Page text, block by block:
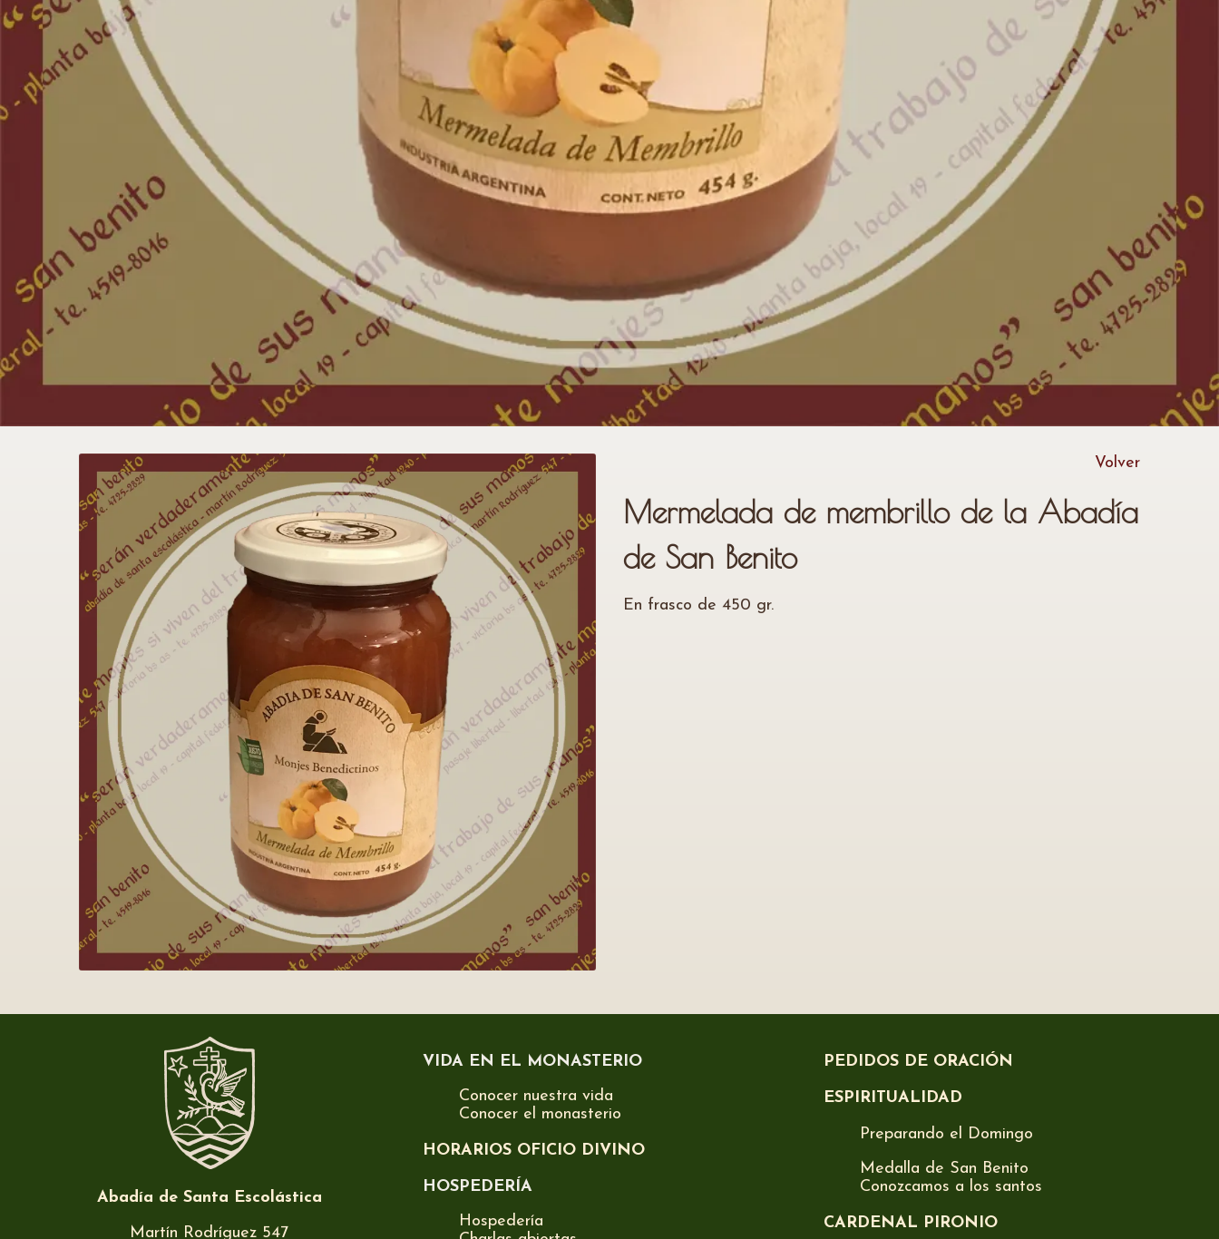
Volver
Mermelada de membrillo de la Abadía
de San Benito
En frasco de 450 gr.
Abadía de Santa Escolástica
Martín Rodríguez 547
VIDA EN EL MONASTERIO
Conocer nuestra vida
Conocer el monasterio
HORARIOS OFICIO DIVINO
HOSPEDERÍA
Hospedería
PEDIDOS DE ORACIÓN
ESPIRITUALIDAD
Preparando el Domingo
Medalla de San Benito
Conozcamos a los santos
CARDENAL PIRONIO